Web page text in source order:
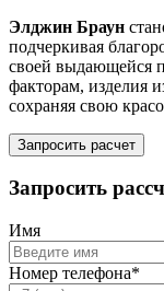
Элджин Браун
подчеркивая
своей выдающейся
факторам, изделия
сохраняя свою
Запросить расчет
Запросить
Имя
Номер телефона*